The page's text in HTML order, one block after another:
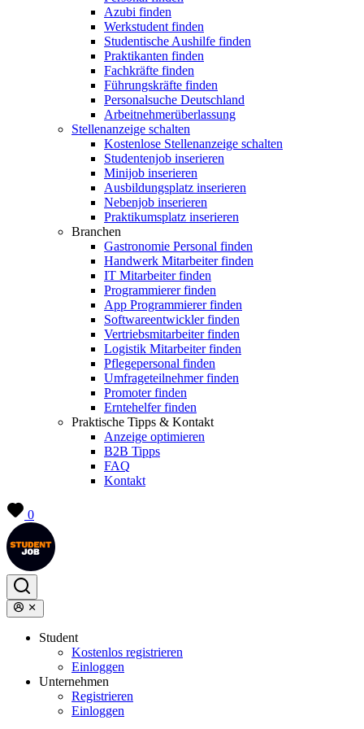
Azubi finden
Werkstudent finden
Studentische Aushilfe finden
Praktikanten finden
Fachkräfte finden
Führungskräfte finden
Personalsuche Deutschland
Arbeitnehmerüberlassung
Stellenanzeige schalten
Kostenlose Stellenanzeige schalten
Studentenjob inserieren
Minijob inserieren
Ausbildungsplatz inserieren
Nebenjob inserieren
Praktikumsplatz inserieren
Branchen
Gastronomie Personal finden
Handwerk Mitarbeiter finden
IT Mitarbeiter finden
Programmierer finden
App Programmierer finden
Softwareentwickler finden
Vertriebsmitarbeiter finden
Logistik Mitarbeiter finden
Pflegepersonal finden
Umfrageteilnehmer finden
Promoter finden
Erntehelfer finden
Praktische Tipps & Kontakt
Anzeige optimieren
B2B Tipps
FAQ
Kontakt
0
Student
Kostenlos registrieren
Einloggen
Unternehmen
Registrieren
Einloggen